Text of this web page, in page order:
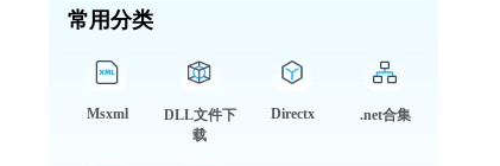
常用分类
Msxml
DLL文件下
载
Directx .net合集